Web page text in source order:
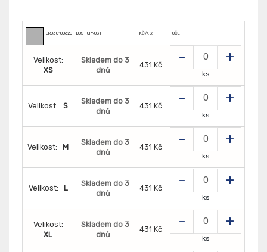
CR0301006200 DOSTUPNOST KČ/KS: POČET
Velikost:
XS
Skladem do 3
dnů
431 Kč - +
ks
Velikost: S
Skladem do 3
dnů
431 Kč - +
ks
Velikost: M
Skladem do 3
dnů
431 Kč - +
ks
Velikost: L
Skladem do 3
dnů
431 Kč - +
ks
Velikost:
XL
Skladem do 3
dnů
431 Kč - +
ks